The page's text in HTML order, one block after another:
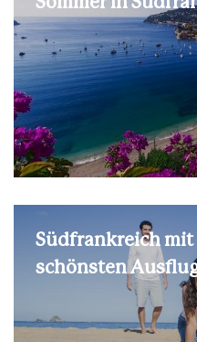
Südfrankreich
schönsten